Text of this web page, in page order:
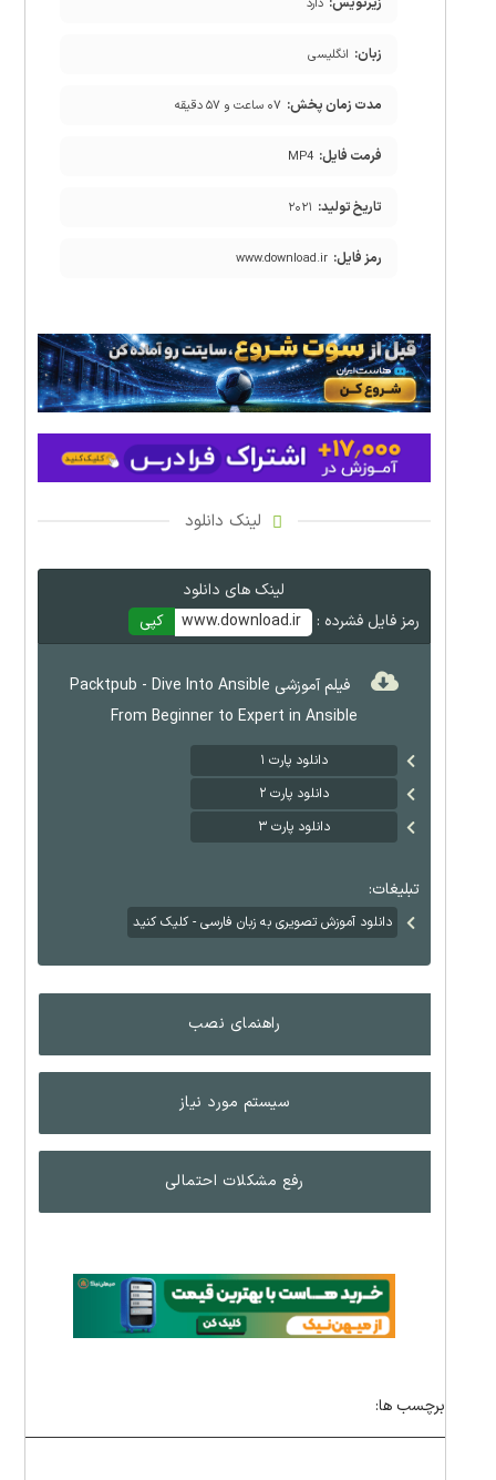
زبان: انگلیسی
مدت زمان پخش: ۰۷ ساعت و ۵۷ دقیقه
فرمت فایل: MP4
تاریخ تولید: ۲۰۲۱
رمز فایل: www.download.ir
لینک دانلود
لینک های دانلود
رمز فایل فشرده :
www.download.ir کپی
فیلم آموزشی Packtpub - Dive Into Ansible
From Beginner to Expert in Ansible
دانلود پارت ۱
دانلود پارت ۲
دانلود پارت ۳
تبلیغات:
دانلود آموزش تصویری به زبان فارسی - کلیک کنید
راهنمای نصب
سیستم مورد نیاز
رفع مشکلات احتمالی
برچسب ها: